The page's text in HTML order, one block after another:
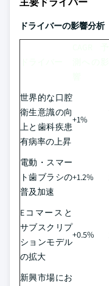
ドライバーの影響分析
世界的な口腔
衛生意識の向
上と歯科疾患
有病率の上昇
+1%
電動・スマー
ト歯ブラシの
普及加速
+1.2%
Eコマースと
サブスクリプ
ションモデル
の拡大
+0.5%
新興市場にお